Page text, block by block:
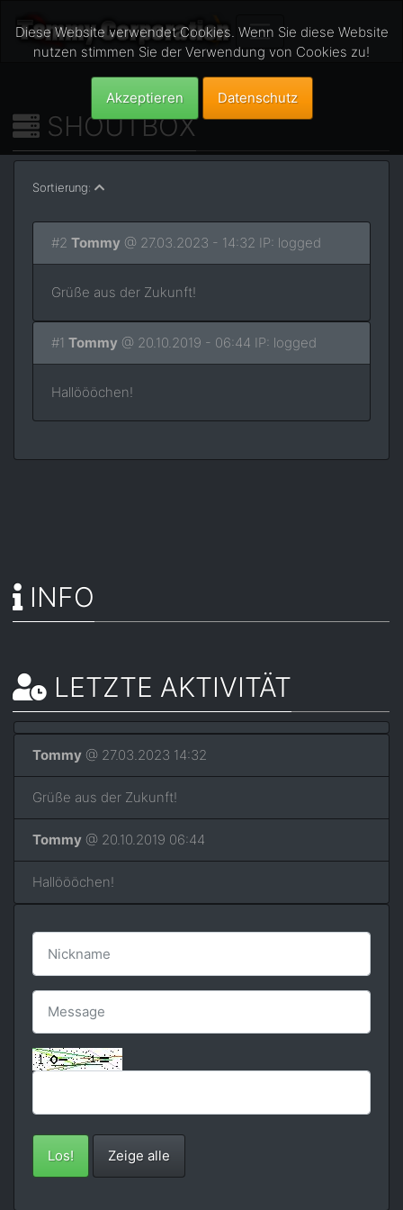
SHOUTBOX
Sortierung:
#2 Tommy @ 27.03.2023 - 14:32 IP: logged
Grüße aus der Zukunft!
#1 Tommy @ 20.10.2019 - 06:44 IP: logged
Hallöööchen!
INFO
LETZTE AKTIVITÄT
Tommy @ 27.03.2023 14:32
Grüße aus der Zukunft!
Tommy @ 20.10.2019 06:44
Hallöööchen!
Los! Zeige alle
Diese Website verwendet Cookies. Wenn Sie diese Website
nutzen stimmen Sie der Verwendung von Cookies zu!
Akzeptieren Datenschutz